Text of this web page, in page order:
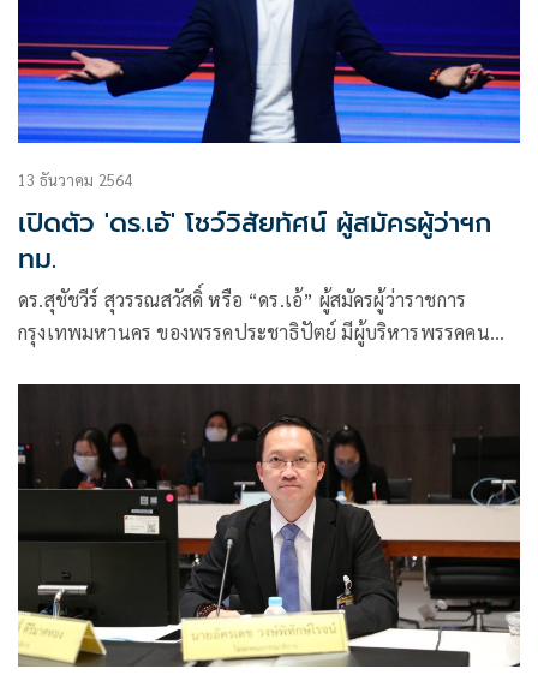
13 ธันวาคม 2564
เปิดตัว 'ดร.เอ้' โชว์วิสัยทัศน์ ผู้สมัครผู้ว่าฯก
ทม.
ดร.สุชัชวีร์ สุวรรณสวัสดิ์ หรือ “ดร.เอ้” ผู้สมัครผู้ว่าราชการ
กรุงเทพมหานคร ของพรรคประชาธิปัตย์ มีผู้บริหารพรรคคน